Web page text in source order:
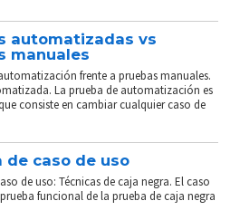
automatizadas vs
manuales
frente a pruebas manuales.
La prueba de automatización es
consiste en cambiar cualquier caso de
de caso de uso
de uso: Técnicas de caja negra. El caso
funcional de la prueba de caja negra